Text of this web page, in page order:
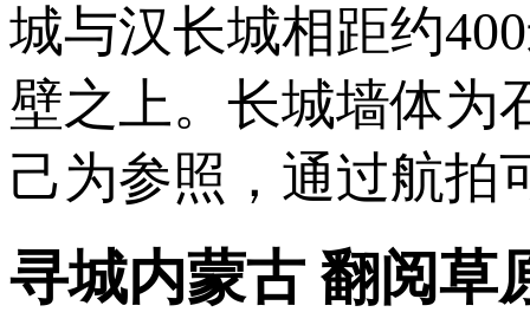
城与汉长城相距约
壁之上。长城墙体为
己为参照，通过航拍
寻城内蒙古 翻阅草